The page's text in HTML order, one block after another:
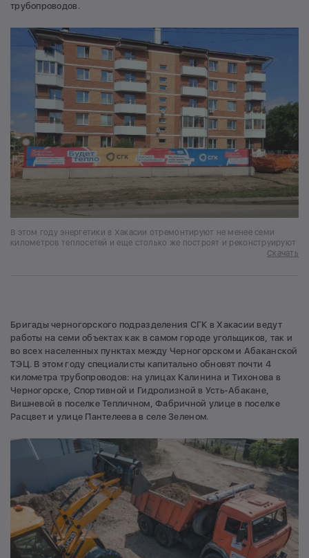
трубопроводов.
В этом году энергетики в Хакасии отремонтируют не менее семи
километров теплосетей и еще столько же построят и реконструируют
Скачать
Бригады черногорского подразделения СГК в Хакасии ведут
работы на семи объектах как в самом городе угольщиков, так и
во всех населенных пунктах между Черногорском и Абаканской
ТЭЦ. В этом году специалисты капитально обновят почти 4
километра трубопроводов: на улицах Калинина и Тихонова в
Черногорске, Спортивной и Гидролизной в Усть-Абакане,
Вишневой в поселке Тепличном, Фабричной улице в поселке
Расцвет и улице Пантелеева в селе Зеленом.